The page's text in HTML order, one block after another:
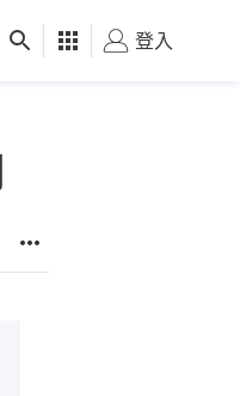
健康 好食玩飛
登入